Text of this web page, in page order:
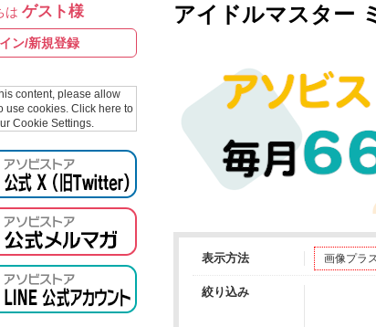
CD / Blu-ray
マス ヴイアライヴ
シリーズ
スサノオマジック
ドラゴンボール
は ゲスト様
ン/新規登録
content, please allow
use cookies. Click here to
Cookie Settings.
アイドルマスター
表示方法 画像プラ
絞り込み